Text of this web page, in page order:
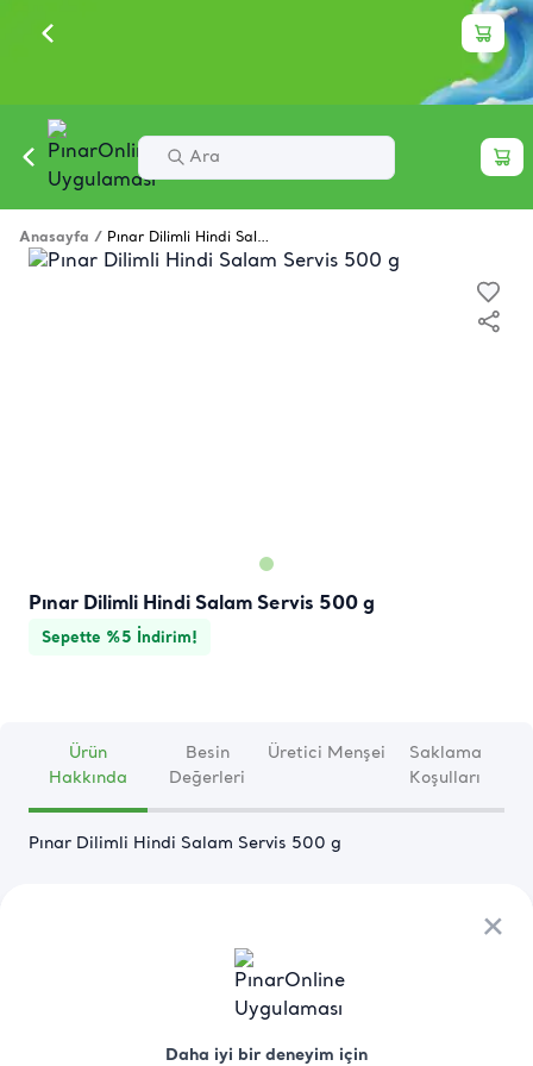
×
Daha iyi bir deneyim için
×
Daha iyi bir deneyim için
Anasayfa / Pınar Dilimli Hindi Salam Servis 500 g
Pınar Dilimli Hindi Salam Servis 500 g
Sepette %5 İndirim!
Ürün
Hakkında
Besin
Değerleri
Üretici Menşei
Saklama
Koşulları
Pınar Dilimli Hindi Salam Servis 500 g